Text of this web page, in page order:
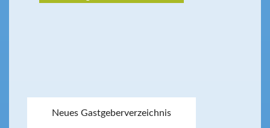
Neues Gastgeberverzeichnis